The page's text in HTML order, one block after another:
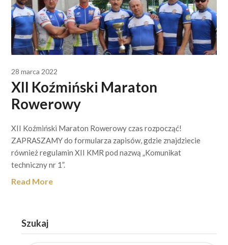
28 marca 2022
XII Koźmiński Maraton
Rowerowy
XII Koźmiński Maraton Rowerowy czas rozpocząć!
ZAPRASZAMY do formularza zapisów, gdzie znajdziecie
również regulamin XII KMR pod nazwą „Komunikat
techniczny nr 1”.
Read More
Szukaj